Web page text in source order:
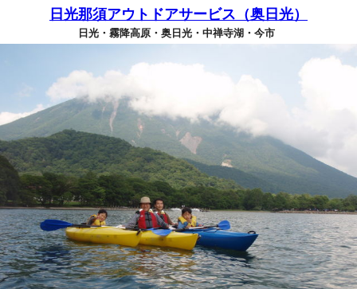
日光那須アウトドアサービス（奥日光）
日光・霧降高原・奥日光・中禅寺湖・今市